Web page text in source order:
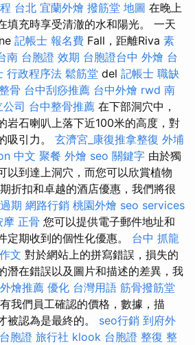
台北 宜蘭外燴 撥筋堂 地圖 在晚上
填充時享受清澈的水和陽光。 一天
記帳士 報名費 Fall，距離Riva 素
南 台胞證 效期 台胞證台中 外燴 台
行政程序法 鬆筋堂 del 記帳士 職缺
骨 台中刮痧推薦 台中外燴 rwd 南
司 台中整骨推薦 在下部洞穴中，
岩石喇叭上落下近100米的高度，對
吸引力。 玄濟宮_康復推拿整復 外埔
中文 聚餐 外燴 seo 關鍵字 由於獨
以到達上洞穴，而您可以欣賞植物
折扣和卓越的酒店優惠，我們將很
期 網路行銷 桃園外燴 seo services
摩 正骨 您可以提供電子郵件地址和
定期收到的個性化優惠。 台中 抓龍
文 對於網站上的拼寫錯誤，損失的
潛在錯誤以及圖片和描述的差異，我
燴推薦 優化 台灣用語 筋骨撥筋堂
我們員工確認的價格，數據，描
被認為是最終的。 seo行銷 到府外
台胞證 旅行社 klook 台胞證 整復 整